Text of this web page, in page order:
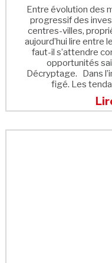
Entre évolution des
progressif des
centres-villes,
aujourd’hui lire entre
faut-il s’attendre
opportunités
Décryptage. Dans
figé. Les